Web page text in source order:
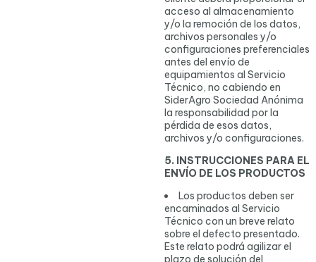
acceso al almacenamiento
y/o la remoción de los datos,
archivos personales y/o
configuraciones preferenciales
antes del envío de
equipamientos al Servicio
Técnico, no cabiendo en
SiderAgro Sociedad Anónima
la responsabilidad por la
pérdida de esos datos,
archivos y/o configuraciones.
5. INSTRUCCIONES PARA EL
ENVÍO DE LOS PRODUCTOS
Los productos deben ser
encaminados al Servicio
Técnico con un breve relato
sobre el defecto presentado.
Este relato podrá agilizar el
plazo de solución del